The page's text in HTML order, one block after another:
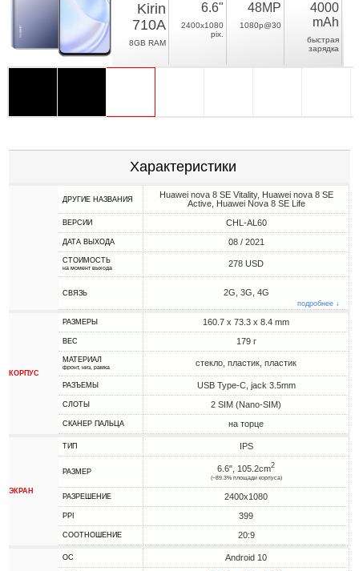
Kirin
710A
8GB RAM
6.6"
2400x1080
pix.
48MP
1080p@30
4000
mAh
быстрая
зарядка
Характеристики
ДРУГИЕ НАЗВАНИЯ
Huawei nova 8 SE Vitality, Huawei nova 8 SE
Active, Huawei Nova 8 SE Life
ВЕРСИИ CHL-AL60
ДАТА ВЫХОДА 08 / 2021
СТОИМОСТЬ
на момент выхода 278 USD
СВЯЗЬ 2G, 3G, 4G
подробнее ↓
КОРПУС
РАЗМЕРЫ 160.7 x 73.3 x 8.4 mm
ВЕС 179 г
МАТЕРИАЛ
фронт, низ, рамка стекло, пластик, пластик
РАЗЪЕМЫ USB Type-C, jack 3.5mm
СЛОТЫ 2 SIM (Nano-SIM)
СКАНЕР ПАЛЬЦА на торце
ЭКРАН
ТИП IPS
РАЗМЕР 6.6", 105.2cm2
(~89.3% площади корпуса)
РАЗРЕШЕНИЕ 2400x1080
PPI 399
СООТНОШЕНИЕ 20:9
ОС Android 10